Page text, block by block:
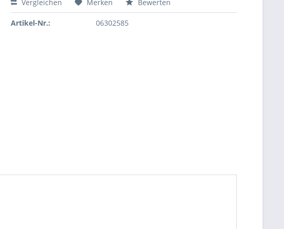
Vergleichen Merken Bewerten
Artikel-Nr.: 06302585